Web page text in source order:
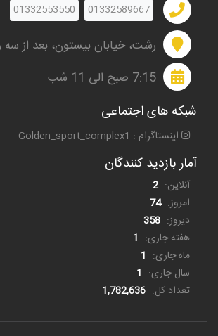
01332589667
01332553550
رشت، خیابان بیستون، بعد از سه
7:15 صبح الی 11 شب
شبکه های اجتماعی
اینستاگرام : Golden_sport_complex1
آمار بازدید کنندگان
آنلاین: 2
امروز: 74
دیروز: 358
هفته جاری: 1
ماه جاری: 1
سال جاری: 1
تعداد کل: 1,782,636